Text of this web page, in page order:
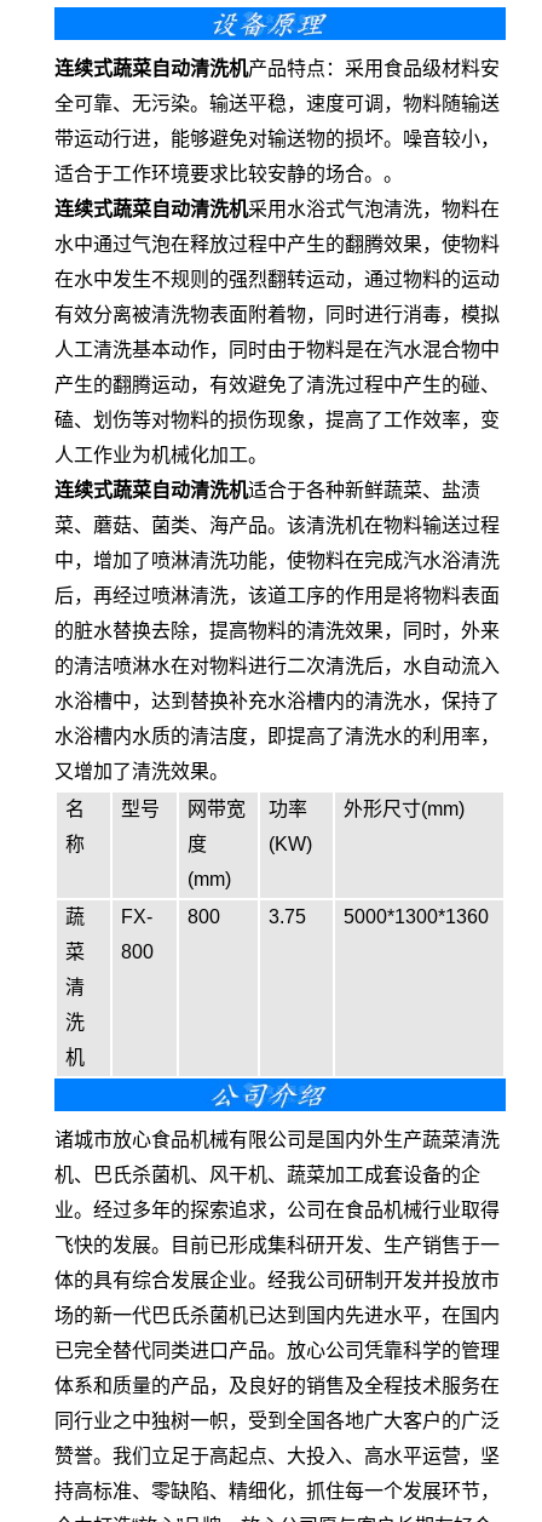
连续式蔬菜自动清洗机产品特点：采用食品级材料安
全可靠、无污染。输送平稳，速度可调，物料随输送
带运动行进，能够避免对输送物的损坏。噪音较小，
适合于工作环境要求比较安静的场合。。
连续式蔬菜自动清洗机采用水浴式气泡清洗，物料在
水中通过气泡在释放过程中产生的翻腾效果，使物料
在水中发生不规则的强烈翻转运动，通过物料的运动
有效分离被清洗物表面附着物，同时进行消毒，模拟
人工清洗基本动作，同时由于物料是在汽水混合物中
产生的翻腾运动，有效避免了清洗过程中产生的碰、
磕、划伤等对物料的损伤现象，提高了工作效率，变
人工作业为机械化加工。
连续式蔬菜自动清洗机适合于各种新鲜蔬菜、盐渍
菜、蘑菇、菌类、海产品。该清洗机在物料输送过程
中，增加了喷淋清洗功能，使物料在完成汽水浴清洗
后，再经过喷淋清洗，该道工序的作用是将物料表面
的脏水替换去除，提高物料的清洗效果，同时，外来
的清洁喷淋水在对物料进行二次清洗后，水自动流入
水浴槽中，达到替换补充水浴槽内的清洗水，保持了
水浴槽内水质的清洁度，即提高了清洗水的利用率，
又增加了清洗效果。
名
称
型号
网带宽
度
(mm)
功率
(KW)
外形尺寸(mm)
蔬
菜
清
洗
机
FX-
800
800 3.75 5000*1300*1360
诸城市放心食品机械有限公司是国内外生产蔬菜清洗
机、巴氏杀菌机、风干机、蔬菜加工成套设备的企
业。经过多年的探索追求，公司在食品机械行业取得
飞快的发展。目前已形成集科研开发、生产销售于一
体的具有综合发展企业。经我公司研制开发并投放市
场的新一代巴氏杀菌机已达到国内先进水平，在国内
已完全替代同类进口产品。放心公司凭靠科学的管理
体系和质量的产品，及良好的销售及全程技术服务在
同行业之中独树一帜，受到全国各地广大客户的广泛
赞誉。我们立足于高起点、大投入、高水平运营，坚
持高标准、零缺陷、精细化，抓住每一个发展环节，